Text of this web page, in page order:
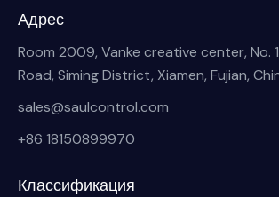
Адрес
Room 2009, Vanke creative center, No.
Road, Siming District, Xiamen, Fujian,
sales@saulcontrol.com
+86 18150899970
Классификация